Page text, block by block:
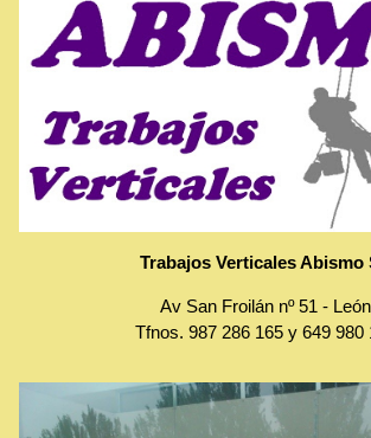
Trabajos Verticales Abismo
Av San Froilán nº 51 - León
Tfnos. 987 286 165y 649 980